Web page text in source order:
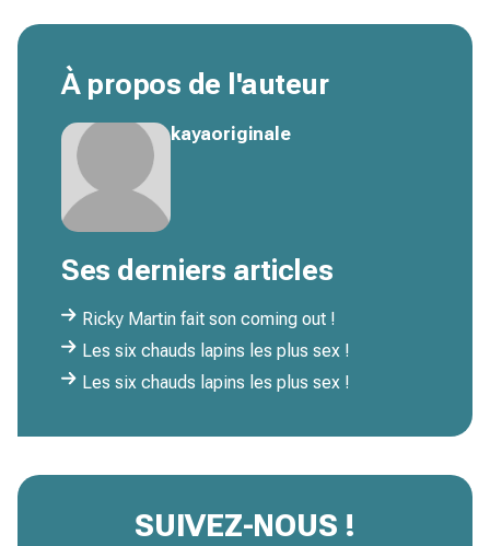
À propos de l'auteur
kayaoriginale
Ses derniers articles
Ricky Martin fait son coming out !
Les six chauds lapins les plus sex !
Les six chauds lapins les plus sex !
SUIVEZ-NOUS !